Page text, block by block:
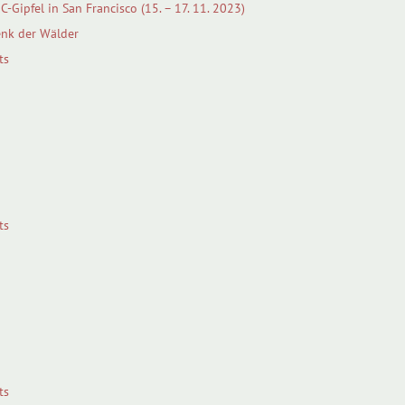
Gipfel in San Francisco (15. – 17. 11. 2023)
der Wälder